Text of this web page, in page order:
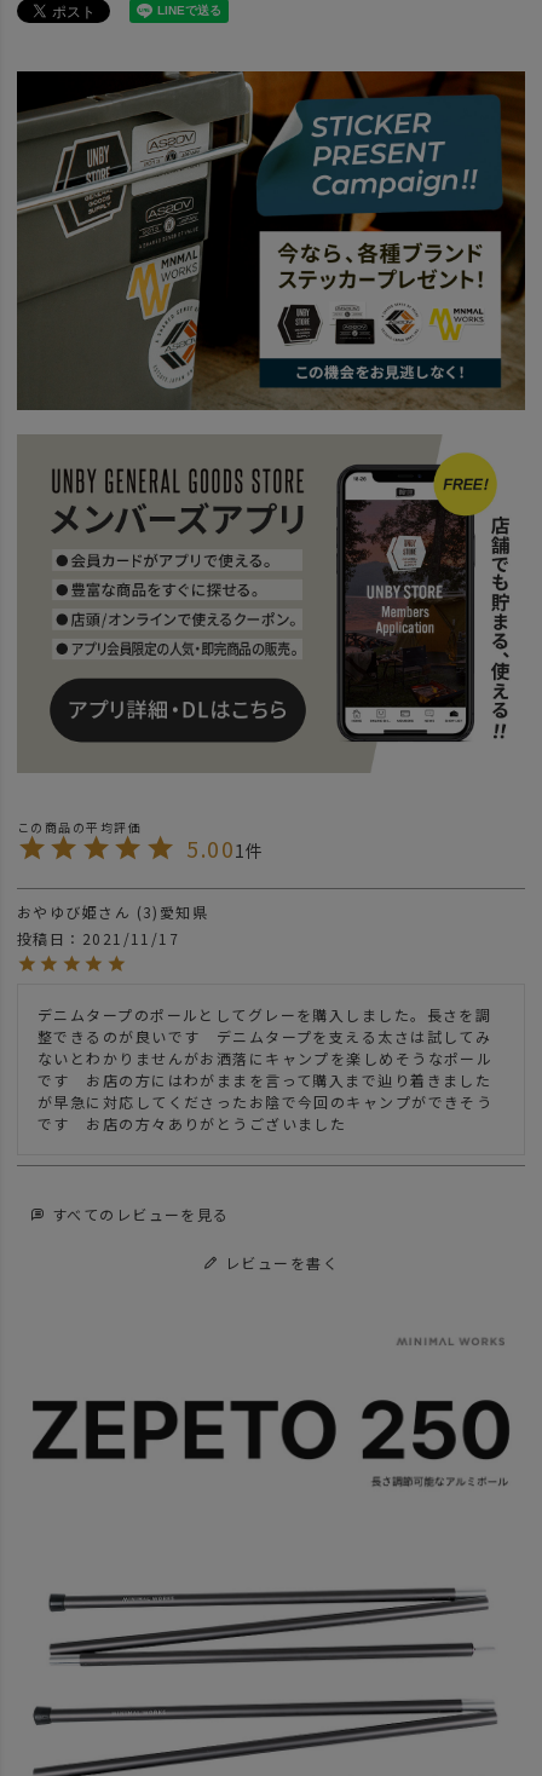
news SALE終了まで残り6日！持っておきたいキャンプギア
5.001
おやゆび姫 3 愛知県
投稿日
2021/11/17
デニムタープのポールとしてグレーを購入しました。長さを調
整できるのが良いです　デニムタープを支える太さは試してみ
ないとわかりませんがお洒落にキャンプを楽しめそうなポール
です　お店の方にはわがままを言って購入まで辿り着きました
が早急に対応してくださったお陰で今回のキャンプができそう
すべてのレビューを見る
レビューを書く